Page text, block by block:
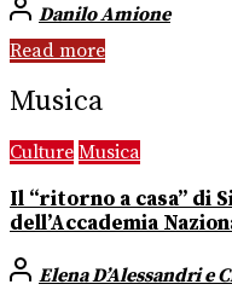
Danilo Amione
Read more
Musica
Culture Musica
Il “ritorno a casa” di
dell’Accademia
Elena D’Alessandri e